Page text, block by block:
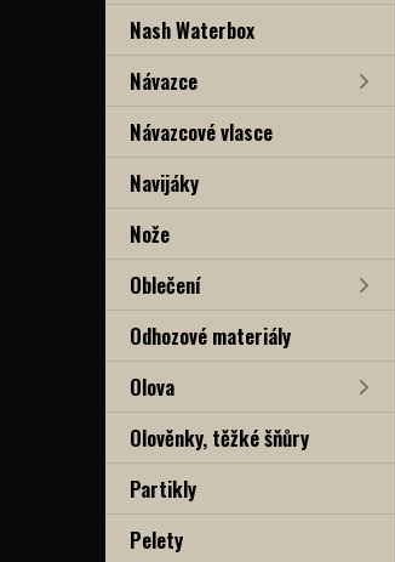
Nash Waterbox
Návazce
Návazcové vlasce
Navijáky
Nože
Oblečení
Odhozové materiály
Olova
Olověnky, těžké šňůry
Partikly
Pelety